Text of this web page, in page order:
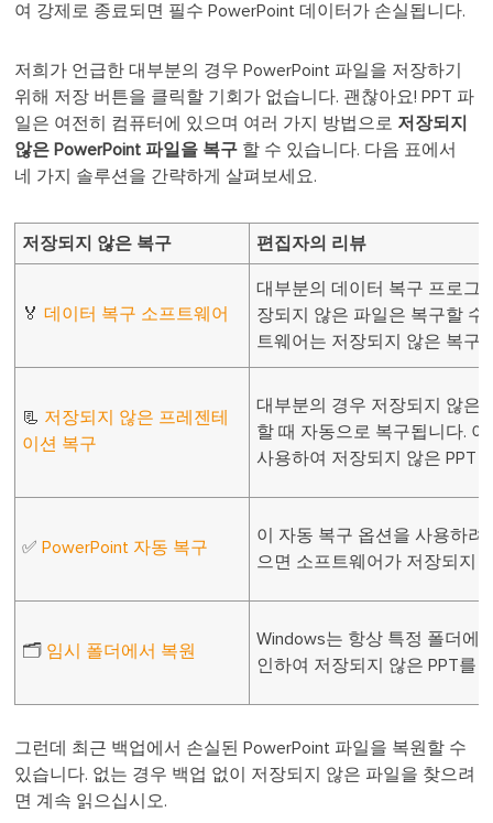
여 강제로 종료되면 필수 PowerPoint 데이터가 손실됩니다.
저희가 언급한 대부분의 경우 PowerPoint 파일을 저장하기
위해 저장 버튼을 클릭할 기회가 없습니다. 괜찮아요! PPT 파
일은 여전히 컴퓨터에 있으며 여러 가지 방법으로 저장되지
않은 PowerPoint 파일을 복구 할 수 있습니다. 다음 표에서
네 가지 솔루션을 간략하게 살펴보세요.
저장되지 않은 복구 편집자의 리뷰
🏅데이터 복구 소프트웨어
대부분의 데이터 복구 프로그
장되지 않은 파일은 복구할 수
트웨어는 저장되지 않은 복구
📃 저장되지 않은 프레젠테
이션 복구
대부분의 경우 저장되지 않은
할 때 자동으로 복구됩니다.
사용하여 저장되지 않은 PPT
✅PowerPoint 자동 복구
이 자동 복구 옵션을 사용하
으면 소프트웨어가 저장되지
🗂️ 임시 폴더에서 복원
Windows는 항상 특정 폴더에
인하여 저장되지 않은 PPT를
그런데 최근 백업에서 손실된 PowerPoint 파일을 복원할 수
있습니다. 없는 경우 백업 없이 저장되지 않은 파일을 찾으려
면 계속 읽으십시오.